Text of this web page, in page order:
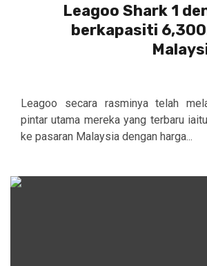
Leagoo Shark 1
berkapasiti
Leagoo secara rasminya telah
pintar utama mereka yang terbaru
ke pasaran Malaysia dengan harga...